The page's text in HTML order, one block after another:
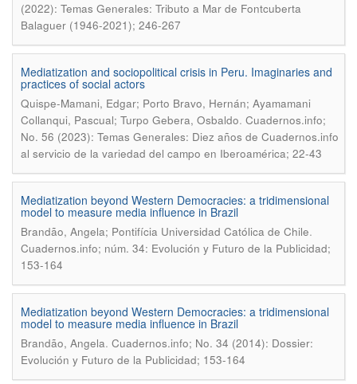
(2022): Temas Generales: Tributo a Mar de Fontcuberta
Balaguer (1946-2021); 246-267
Mediatization and sociopolitical crisis in Peru. Imaginaries and
practices of social actors
Quispe-Mamani, Edgar; Porto Bravo, Hernán; Ayamamani
Collanqui, Pascual; Turpo Gebera, Osbaldo. Cuadernos.info;
No. 56 (2023): Temas Generales: Diez años de Cuadernos.info
al servicio de la variedad del campo en Iberoamérica; 22-43
Mediatization beyond Western Democracies: a tridimensional
model to measure media influence in Brazil
Brandão, Angela; Pontifícia Universidad Católica de Chile.
Cuadernos.info; núm. 34: Evolución y Futuro de la Publicidad;
153-164
Mediatization beyond Western Democracies: a tridimensional
model to measure media influence in Brazil
Brandão, Angela. Cuadernos.info; No. 34 (2014): Dossier:
Evolución y Futuro de la Publicidad; 153-164